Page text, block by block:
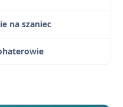
na szaniec